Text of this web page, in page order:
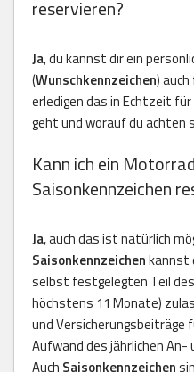
reservieren?
Ja, du kannst dir ein
(Wunschkennzeichen)
erledigen das in Echtzeit für
geht und worauf du achten
Kann ich ein
Saisonkennzeichen
Ja, auch das ist natürlich
Saisonkennzeichenkannst
selbst festgelegten Teil
höchstens 11 Monate)
und Versicherungsbeiträge
Aufwand des jährlichen An-
Auch Saisonkennzeichen